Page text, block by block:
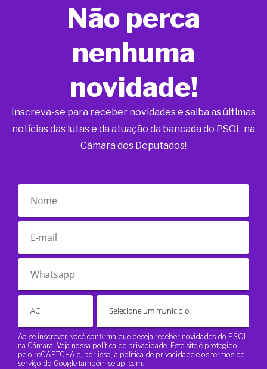
Não perca
nenhuma
novidade!
Inscreva-se para receber novidades e saiba as últimas
notícias das lutas e da atuação da bancada do PSOL na
Câmara dos Deputados!
Ao se inscrever, você confirma que deseja receber novidades do PSOL
na Câmara. Veja nossa política de privacidade. Este site é protegido
pelo reCAPTCHA e, por isso, a política de privacidade e os termos de
serviço do Google também se aplicam.